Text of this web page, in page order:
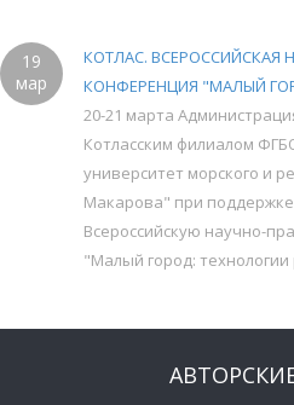
19
мар
КОТЛАС. ВСЕРОССИЙСКАЯ
КОНФЕРЕНЦИЯ "МАЛЫЙ
20-21 марта
Котласским филиалом
университет морского и
Макарова" при
Всероссийскую научно-
"Малый город: технологии